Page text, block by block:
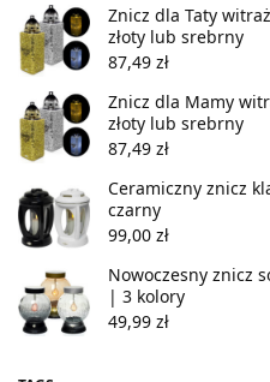
Znicz dla Taty
złoty lub srebrny
87,49 zł
Znicz dla Mamy
złoty lub srebrny
87,49 zł
Ceramiczny znicz
czarny
99,00 zł
Nowoczesny znicz
| 3 kolory
49,99 zł